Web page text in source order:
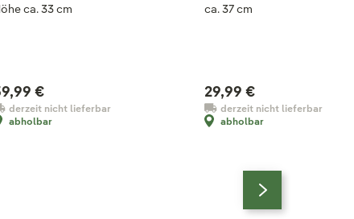
ca. 33 cm
€
derzeit nicht lieferbar
abholbar
ca. 37 cm
29,99 €
derzeit nicht lieferbar
abholbar